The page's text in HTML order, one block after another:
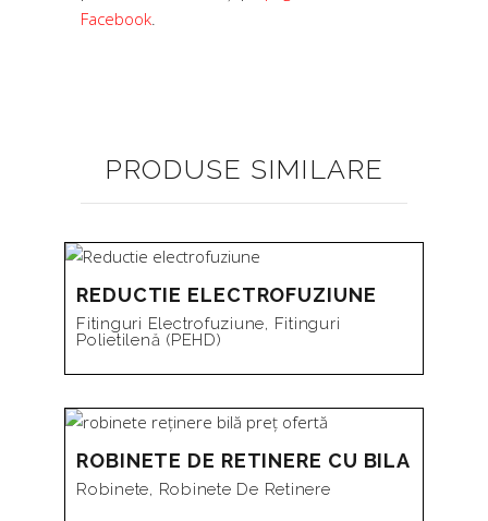
Facebook.
PRODUSE SIMILARE
REDUCTIE ELECTROFUZIUNE
Fitinguri Electrofuziune, Fitinguri
Polietilenă (PEHD)
ROBINETE DE RETINERE CU BILA
Robinete, Robinete De Retinere